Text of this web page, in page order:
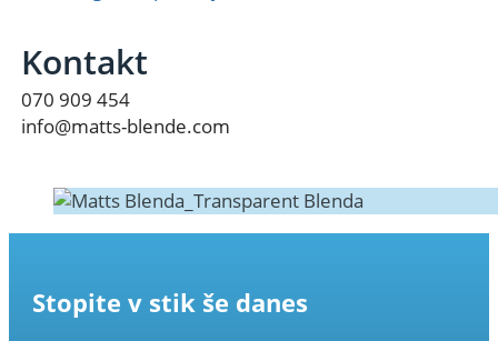
Kontakt
070 909 454
info@matts-blende.com
Stopite v stik še danes